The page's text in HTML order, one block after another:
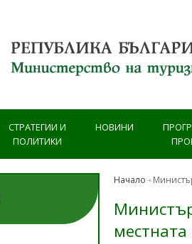
СТРАТЕГИИ И
ПОЛИТИКИ
НОВИНИ
Начало